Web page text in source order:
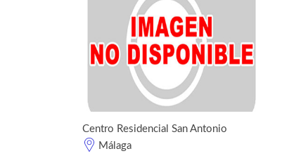
Centro Residencial San Antonio
Málaga